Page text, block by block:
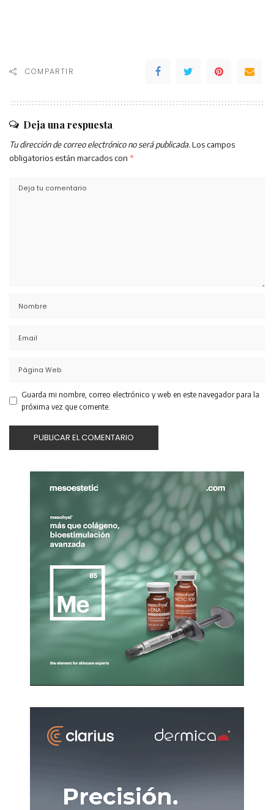
COMPARTIR
Deja una respuesta
Tu dirección de correo electrónico no será publicada. Los campos
obligatorios están marcados con *
Guarda mi nombre, correo electrónico y web en este navegador para la
próxima vez que comente.